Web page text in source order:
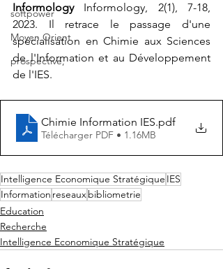
softpower
Moyen Orient
prospective,
Informology Informology, 2(1), 7-18,
2023. Il retrace le passage d'une
spécialisation en Chimie aux Sciences
de l'Information et au Développement
de l'IES.
Chimie Information IES.pdf
Télécharger PDF • 1.16MB
Intelligence Economique Stratégique IES
Information reseauxbibliometrie
Education
Recherche
Intelligence Economique Stratégique